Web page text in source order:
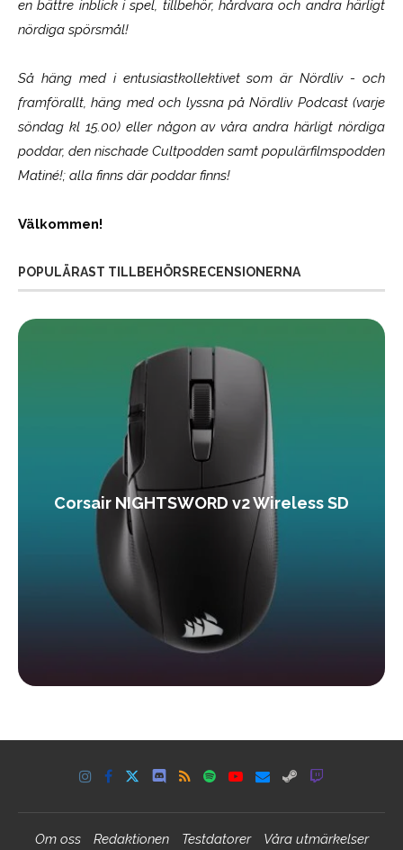
en bättre inblick i spel, tillbehör, hårdvara och andra härligt
nördiga spörsmål!
Så häng med i entusiastkollektivet som ärNördliv- och
framförallt, häng med och lyssna på Nördliv Podcast (varje
söndag kl 15.00) eller någon av våra andra härligt nördiga
poddar, den nischade Cultpodden samt populärfilmspodden
Matiné!; alla finns där poddar finns!
Välkommen!
POPULÄRAST TILLBEHÖRSRECENSIONERNA
Corsair NIGHTSWORD v2 Wireless SD
Om oss Redaktionen Testdatorer Våra utmärkelser